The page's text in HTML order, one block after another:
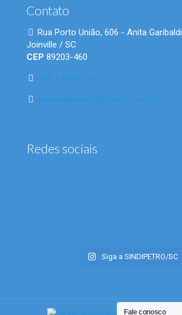
Contato
Rua Porto União, 606 - Anita Garibaldi
Joinville / SC
CEP 89203-460
(47) 9 8847-9520
administrativo@scpetro.com.br
Redes sociais
Siga a SINDIPETRO/SC
Fale conosco